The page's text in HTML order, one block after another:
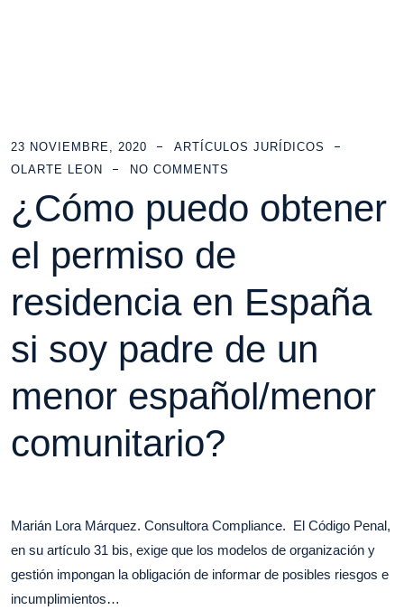
23 NOVIEMBRE, 2020
ARTÍCULOS JURÍDICOS
OLARTE LEON
NO COMMENTS
¿Cómo puedo obtener
el permiso de
residencia en España
si soy padre de un
menor español/menor
comunitario?
Marián Lora Márquez. Consultora Compliance. El Código Penal,
en su artículo 31 bis, exige que los modelos de organización y
gestión impongan la obligación de informar de posibles riesgos e
incumplimientos…